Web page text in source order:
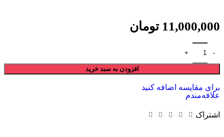
11,000,000 تومان
افزودن به سبد خرید
برای مقایسه اضافه کنید
علاقه‌مندم
اشتراک